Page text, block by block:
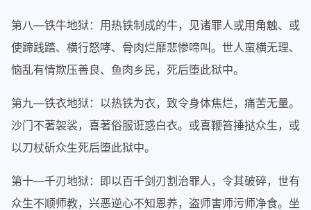
第八—铁牛地狱：用热铁制成的牛，见诸罪人或用角触、或
使蹄践踏、横行怒哮、骨肉烂靡悲惨啼叫。世人蛮横无理、
恼乱有情欺压善良、鱼肉乡民，死后堕此狱中。
第九—铁衣地狱：以热铁为衣，致令身体焦烂，痛苦无量。
沙门不著袈裟，喜著俗服诳惑白衣。或喜鞭笞捶挞众生，或
以刀杖斫众生死后堕此狱中。
第十—千刃地狱：即以百千剑刃割治罪人，令其破碎，世有
众生不顺师教，兴恶逆心不知恩养，盗师害师污师净食。坐